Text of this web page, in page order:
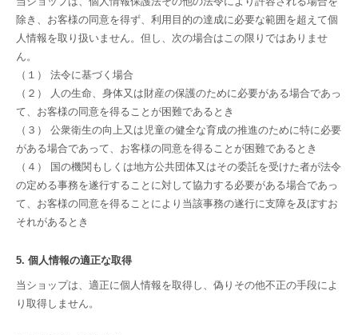
除き、お客様の同意を得ず、利用目的の達成に必要な範囲を超えて個
人情報を取り扱いません。但し、次の場合はこの限りではありませ
ん。
（１） 法令に基づく場合
（２） 人の生命、身体又は財産の保護のために必要がある場合であっ
て、お客様の同意を得ることが困難であるとき
（３） 公衆衛生の向上又は児童の健全な育成の推進のために特に必要
がある場合であって、お客様の同意を得ることが困難であるとき
（４） 国の機関もしくは地方公共団体又はその委託を受けた者が法令
の定める事務を遂行することに対して協力する必要がある場合であっ
て、お客様の同意を得ることにより当該事務の遂行に支障を及ぼすお
それがあるとき
5. 個人情報の適正な取得
当ショップは、適正に個人情報を取得し、偽りその他不正の手段によ
り取得しません。